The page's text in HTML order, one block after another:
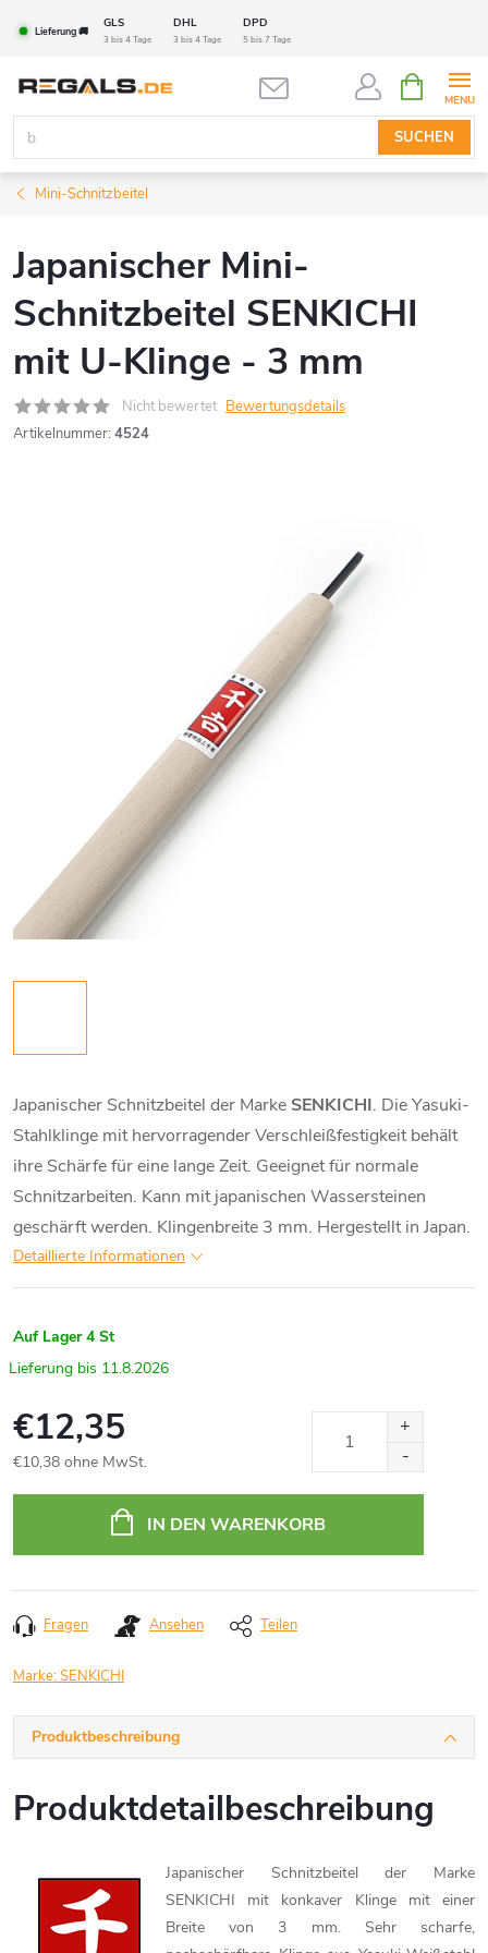
InhaltLieferung 🚚
GLS DHL DPD
3 bis 4 Tage 3 bis 4 Tage 5 bis 7 Tage
SUCHEN
Mini-Schnitzbeitel
Japanischer Mini-
Schnitzbeitel SENKICHI
mit U-Klinge - 3 mm
Nicht bewertet Bewertungsdetails
Artikelnummer: 4524
Japanischer Schnitzbeitel der Marke SENKICHI. Die Yasuki-
Stahlklinge mit hervorragender Verschleißfestigkeit behält
ihre Schärfe für eine lange Zeit. Geeignet für normale
Schnitzarbeiten. Kann mit japanischen Wassersteinen
geschärft werden. Klingenbreite 3 mm. Hergestellt in Japan.
Detaillierte Informationen
Auf Lager 4 St
11.8.2026
€12,35
€10,38 ohne MwSt.
IN DEN WARENKORB
Fragen Ansehen Teilen
Marke:SENKICHI
Produktbeschreibung
Produktdetailbeschreibung
Japanischer Schnitzbeitel der Marke
SENKICHI mit konkaver Klinge mit einer
Breite von 3 mm. Sehr scharfe,